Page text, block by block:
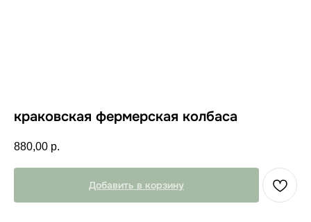
краковская фермерская колбаса
880,00 р.
Добавить в корзину